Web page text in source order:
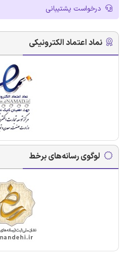
درخواست پشتیبانی
نماد اعتماد الکترونیکی
لوگوی رسانه‌های برخط